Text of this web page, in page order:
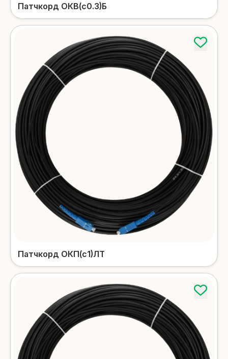
Абонентські, райзер - патч-
корди
Зовнішні патч-корди
Детальніше
Патчкорд ОКВ(с0.3)Б
Патчкорд ОКП(с1)ЛТ